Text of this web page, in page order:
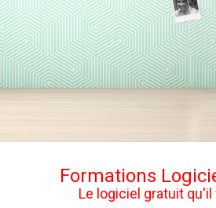
Formations
Le logiciel gratuit